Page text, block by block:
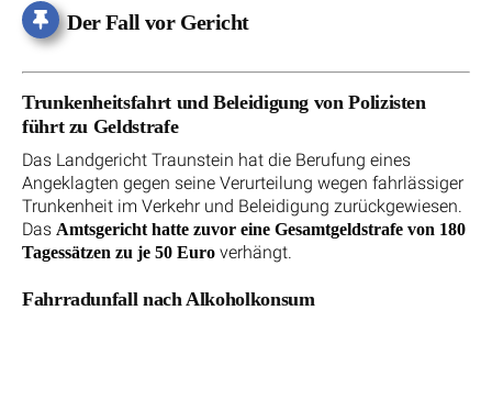
Der Fall vor Gericht
Trunkenheitsfahrt und Beleidigung von Polizisten
führt zu Geldstrafe
Das Landgericht Traunstein hat die Berufung eines
Angeklagten gegen seine Verurteilung wegen fahrlässiger
Trunkenheit im Verkehr und Beleidigung zurückgewiesen.
Das Amtsgericht hatte zuvor eine Gesamtgeldstrafe von 180
Tagessätzen zu je 50 Euro verhängt.
Fahrradunfall nach Alkoholkonsum